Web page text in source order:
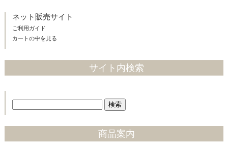
ネット販売サイト
ご利用ガイド
カートの中を見る
サイト内検索
商品案内